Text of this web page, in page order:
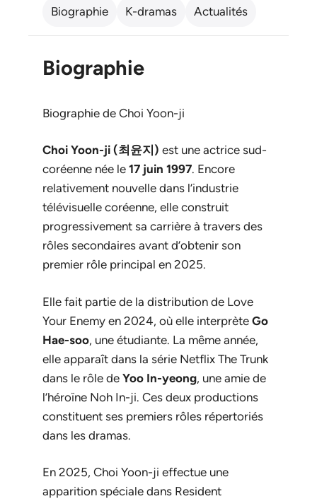
Biographie K-dramas Actualités
Biographie
Biographie de Choi Yoon-ji
Choi Yoon-ji (최윤지) est une actrice sud-
coréenne née le 17 juin 1997. Encore
relativement nouvelle dans l’industrie
télévisuelle coréenne, elle construit
progressivement sa carrière à travers des
rôles secondaires avant d’obtenir son
premier rôle principal en 2025.
Elle fait partie de la distribution de Love
Your Enemy en 2024, où elle interprète Go
Hae-soo, une étudiante. La même année,
elle apparaît dans la série Netflix The Trunk
dans le rôle de Yoo In-yeong, une amie de
l’héroïne Noh In-ji. Ces deux productions
constituent ses premiers rôles répertoriés
dans les dramas.
En 2025, Choi Yoon-ji effectue une
apparition spéciale dans Resident